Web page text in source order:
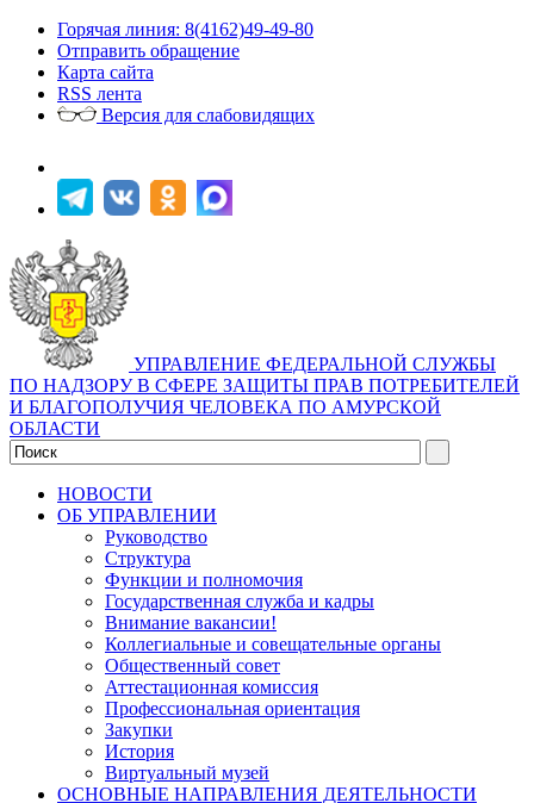
Горячая линия: 8(4162)49-49-80
Отправить обращение
Карта сайта
RSS лента
Версия для слабовидящих
УПРАВЛЕНИЕ ФЕДЕРАЛЬНОЙ СЛУЖБЫ
ПО НАДЗОРУ В СФЕРЕ ЗАЩИТЫ ПРАВ ПОТРЕБИТЕЛЕЙ
И БЛАГОПОЛУЧИЯ ЧЕЛОВЕКА ПО АМУРСКОЙ
ОБЛАСТИ
НОВОСТИ
ОБ УПРАВЛЕНИИ
Руководство
Структура
Функции и полномочия
Государственная служба и кадры
Внимание вакансии!
Коллегиальные и совещательные органы
Общественный совет
Аттестационная комиссия
Профессиональная ориентация
Закупки
История
Виртуальный музей
ОСНОВНЫЕ НАПРАВЛЕНИЯ ДЕЯТЕЛЬНОСТИ